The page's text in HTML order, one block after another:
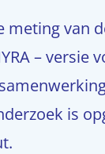
meting van
– versie
is